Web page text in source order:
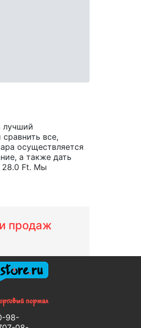
лучший
все,
осуществляется
а также дать
28.0 Ft. Мы
продаж
98-